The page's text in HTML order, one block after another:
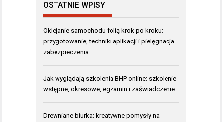
OSTATNIE WPISY
Oklejanie samochodu folią krok po kroku:
przygotowanie, techniki aplikacji i pielęgnacja
zabezpieczenia
Jak wyglądają szkolenia BHP online: szkolenie
wstępne, okresowe, egzamin i zaświadczenie
Drewniane biurka: kreatywne pomysły na